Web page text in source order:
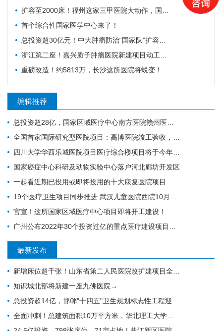
扩容至2000床！福州这家三甲医院大动作，国家级防治基地预计2028年建成
首个综合性国家医学中心来了！
总投资超30亿元！中大肿瘤防治“国家队”扩容，绘就健康天河新蓝图
浙江第二座！嘉兴质子肿瘤医院新建项目动工，10亿投资守护健康嘉兴
重磅改造！约5813万，长沙这所医院将蜕变！
编辑推荐
总投资超28亿，国家区域医疗中心南方医院赣州医院开工建设
全国首家国际研究型医院项目：高博医院竣工验收，明年投入运营
四川大学华西乐城医院项目医疗综合楼项目将于今年竣工
国家癌症中心科研及动物实验中心落户河北廊坊开发区
一起看近期已投用或即将投用的十大康复医院项目
19个医疗卫生项目同步推进 武汉儿童医院西院10月交付 武汉经开区投资70亿元建设“健康车谷”
官宣！这所国家区域医疗中心项目即将开工建设！
广州公布2022年30个投资过亿的重点医疗建设项目，全力打造医疗卫生高地｜广州篇
最新发布
新增床位超千张！山东省第二人民医院改扩建项目全力推进，地上主体施工倒计时
知识城北部将新建一座九佛医院→
总投资超14亿，邯郸"十四五"卫生规划标志性工程迎施工方落地
全面冲刺！总建筑面积10万平方米，华北理工大学附属医院花海院区一期工程加速成型